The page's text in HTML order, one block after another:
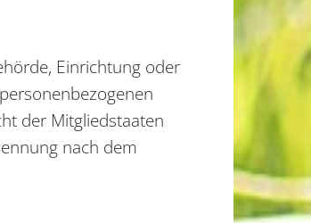
Einrichtung oder
der Mitgliedstaaten
nach dem